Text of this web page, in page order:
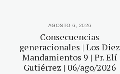
AGOSTO 6, 2026
Consecuencias
generacionales | Los Diez
Mandamientos 9 | Pr. Elí
Gutiérrez | 06/ago/2026